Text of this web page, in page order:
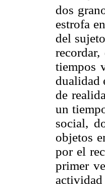
dos
estrofa
del
tiempos
dualidad
de
un
social,
objetos
por el
primer